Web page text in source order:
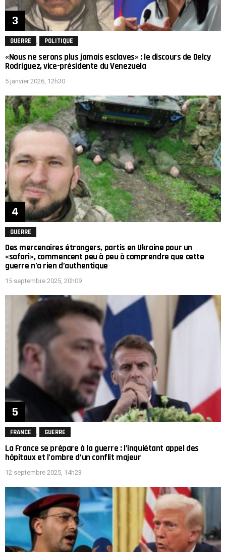
GUERRE POLITIQUE
«Nous ne serons plus jamais esclaves» : le discours de Delcy
Rodríguez, vice-présidente du Venezuela
5 janvier 2026, 12h30
GUERRE
Des mercenaires étrangers, partis en Ukraine pour un
«safari», commencent peu à peu à comprendre que cette
guerre n’a rien d’authentique
15 septembre 2025, 20h09
FRANCE GUERRE
La France se prépare à la guerre : l’inquiétant appel des
hôpitaux et l’ombre d’un conflit majeur
12 septembre 2025, 14h23